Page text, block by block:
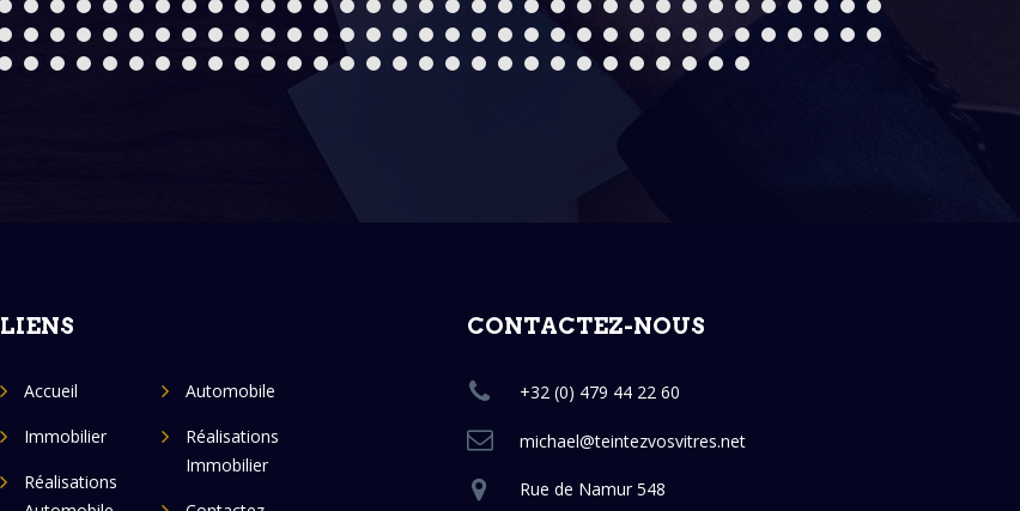
LIENS
Accueil
Immobilier
Réalisations
Automobile
Réalisations
Immobilier
CONTACTEZ-NOUS
+32 (0) 479 44 22 60
michael@teintezvosvitres.net
Rue de Namur 548